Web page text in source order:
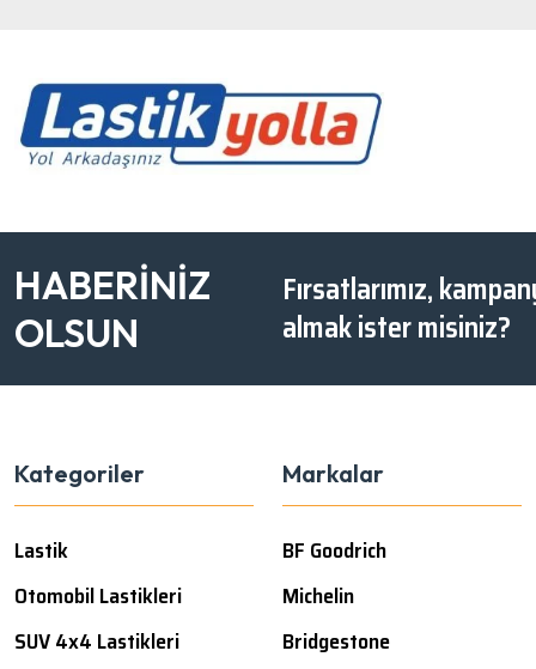
HABERİNİZ
OLSUN
Fırsatlarımız,
almak ister misiniz?
Kategoriler
Lastik
Otomobil Lastikleri
SUV 4x4 Lastikleri
Markalar
BF Goodrich
Michelin
Bridgestone